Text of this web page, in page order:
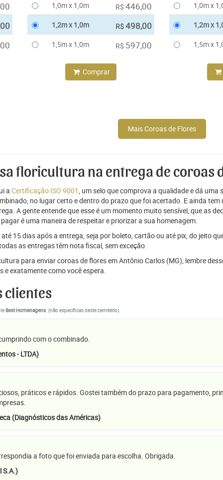
1,0m x 1,0m
R$ 446,00
1,2m x 1,0m R$498,00
1,5m x 1,0m R$ 597,00
Comprar
1,0m x
1,2m x
1,5m x
Mais Coroas de Flores
floricultura na entrega de coroas
a Certificação ISO 9001, um selo que comprova a qualidade e dá uma
no lugar certo e dentro do prazo que foi acertado. E ainda
A gente entende que esse é um momento muito sensível, que as
é uma maneira de respeitar e priorizar a sua homenagem.
15 dias após a entrega, seja por boleto, cartão ou até pix, do jeito
as entregas têm nota fiscal, sem exceção.
para enviar coroas de flores em Antônio Carlos (MG), lembre
e exatamente como você espera.
clientes
Best Homenagens. (não específicas deste cemitério).
com o combinado.
- LTDA)
práticos e rápidos. Gostei também do prazo para pagamento,
(Diagnósticos das Américas)
a foto que foi enviada para escolha. Obrigada.
S.A.)